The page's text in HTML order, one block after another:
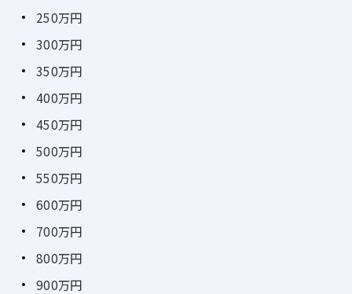
250万円
300万円
350万円
400万円
450万円
500万円
550万円
600万円
700万円
800万円
900万円